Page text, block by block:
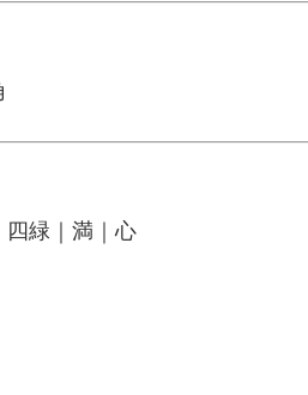
四緑｜満｜心